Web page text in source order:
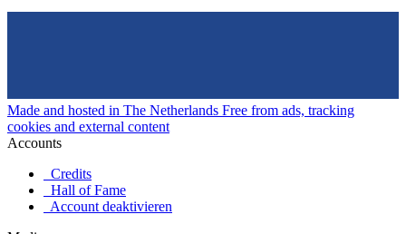
Made and hosted in The Netherlands Free from ads, tracking
cookies and external content
Accounts
Credits
Hall of Fame
Account deaktivieren